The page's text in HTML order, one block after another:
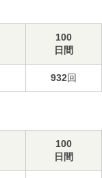
100
日間
932回
100
日間